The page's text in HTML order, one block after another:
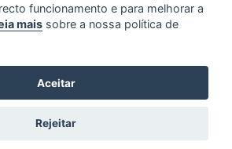
- 2026
funcionamento e para melhorar a
mais sobre a nossa política de
Aceitar
Rejeitar